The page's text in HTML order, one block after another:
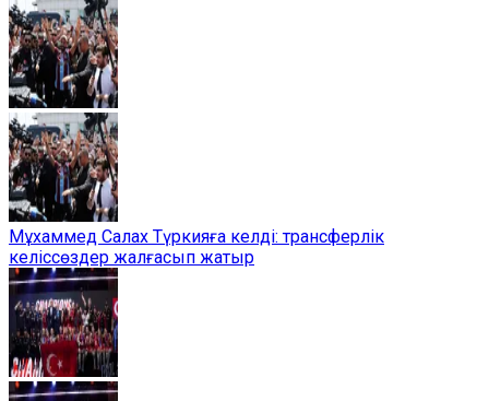
Мұхаммед Салах Түркияға келді: трансферлік
келіссөздер жалғасып жатыр